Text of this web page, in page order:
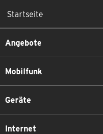
Startseite
Angebote
Mobilfunk
Geräte
Internet
du etwas